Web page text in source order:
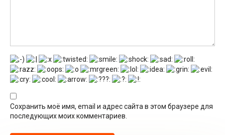
Сохранить моё имя, email и адрес сайта в этом браузере для
последующих моих комментариев.